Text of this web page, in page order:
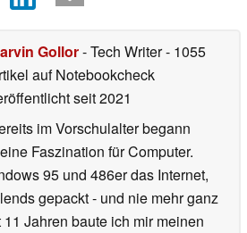
Gollor- Tech Writer- 1055
auf Notebookcheck
seit 2021
im Vorschulalter begann
Faszination für Computer.
95 und 486er das Internet,
gepackt - und nie mehr ganz
Jahren baute ich mir meinen